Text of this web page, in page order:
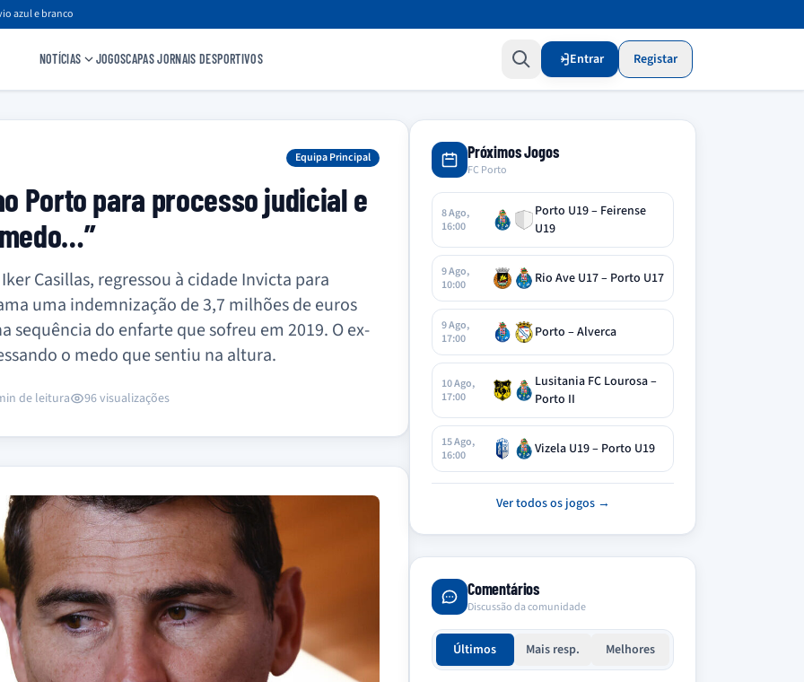
azul e branco
NOTÍCIAS JOGOSCAPAS JORNAIS DESPORTIVOS Entrar Registar
Equipa Principal
Porto para processo judicial e
Casillas, regressou à cidade Invicta para
uma indemnização de 3,7 milhões de euros
sequência do enfarte que sofreu em 2019. O ex-
o medo que sentiu na altura.
de leitura 96 visualizações
Próximos Jogos
FC Porto
8 Ago,
16:00
Porto U19 – Feirense
U19
9 Ago,
10:00
Rio Ave U17 – Porto U17
9 Ago,
17:00
Porto – Alverca
10 Ago,
17:00
Lusitania FC Lourosa –
Porto II
15 Ago,
16:00
Vizela U19 – Porto U19
Ver todos os jogos →
Comentários
Discussão da comunidade
Últimos Mais resp. Melhores